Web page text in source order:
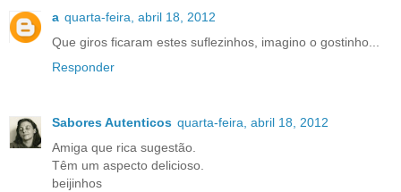
a quarta-feira, abril 18, 2012
Que giros ficaram estes suflezinhos, imagino o gostinho...
Responder
Sabores Autenticos quarta-feira, abril 18, 2012
Amiga que rica sugestão.
Têm um aspecto delicioso.
beijinhos